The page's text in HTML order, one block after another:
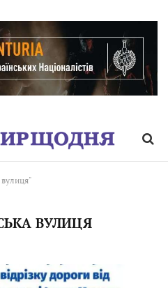
вулиця"
ВУЛИЦЯ